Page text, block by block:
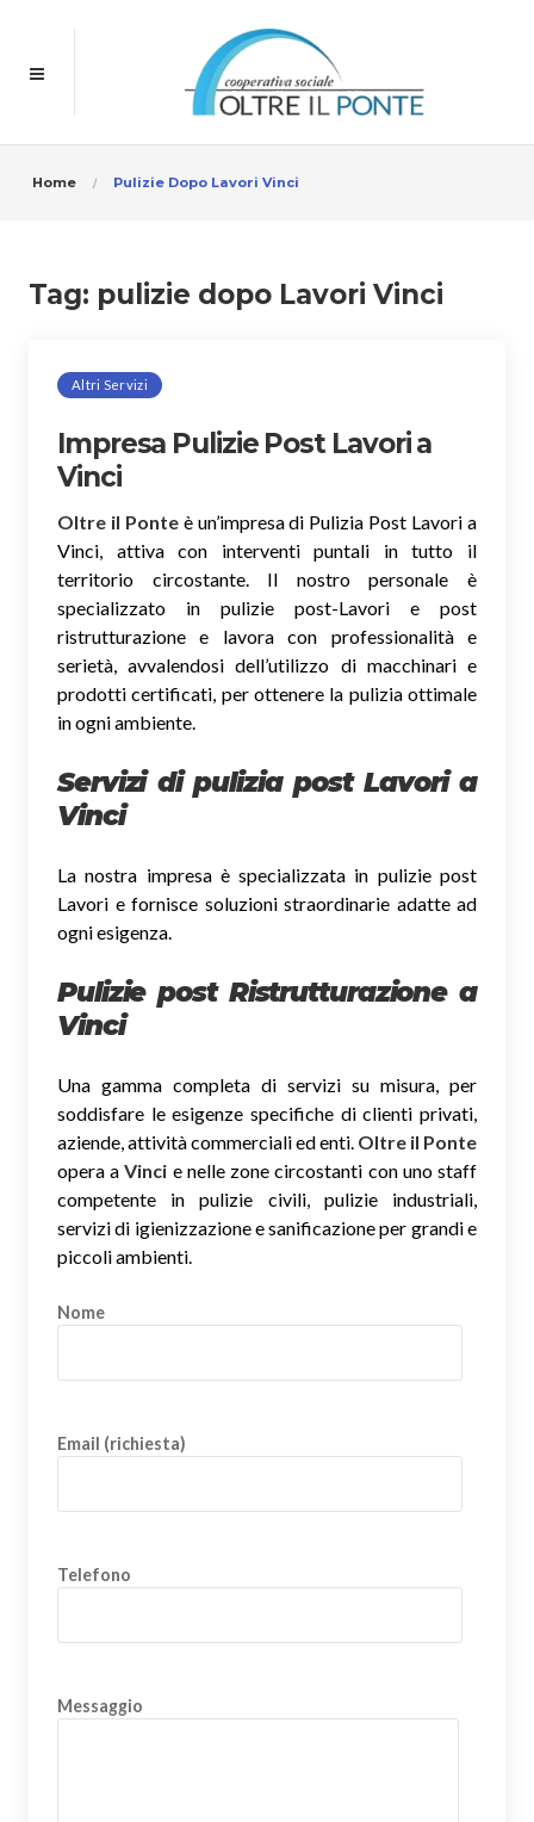
Home Pulizie Dopo Lavori Vinci
Tag: pulizie dopo Lavori Vinci
Altri Servizi
Impresa Pulizie Post Lavori a
Vinci
Oltre il Ponteè un’impresa di Pulizia Post Lavori a
Vinci, attiva con interventi puntali in tutto il
territorio circostante. Il nostro personale è
specializzato in pulizie post-Lavori e post
ristrutturazione e lavora con professionalità e
serietà, avvalendosi dell’utilizzo di macchinari e
prodotti certificati, per ottenere la pulizia ottimale
in ogni ambiente.
Servizi di pulizia post Lavori a
Vinci
La nostra impresa è specializzata in pulizie post
Lavori e fornisce soluzioni straordinarie adatte ad
ogni esigenza.
Pulizie post Ristrutturazione a
Vinci
Una gamma completa di servizi su misura, per
soddisfare le esigenze specifiche di clienti privati,
aziende, attività commerciali ed enti. Oltre il Ponte
opera aVinci e nelle zone circostanti con uno staff
competente in pulizie civili, pulizie industriali,
servizi di igienizzazione e sanificazione per grandi e
piccoli ambienti.
Nome
Email (richiesta)
Telefono
Messaggio